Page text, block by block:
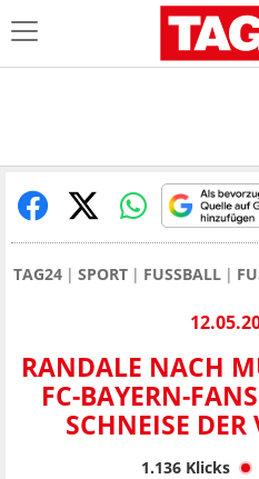
TAG24 SPORT FUSSBALL
RANDALE NACH
FC-BAYERN-
SCHNEISE DER
1.136Klicks